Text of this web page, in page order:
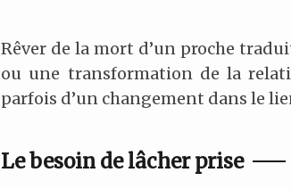
Rêver de la mort d’un proche
ou une transformation de la
parfois d’un changement dans le
Le besoin de lâcher prise